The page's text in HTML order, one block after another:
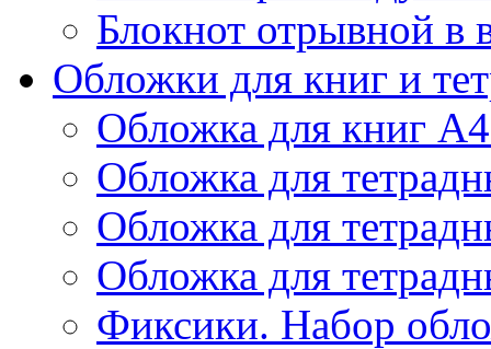
Блокнот отрывной в
Обложки для книг и
Обложка для книг
Обложка для
Обложка для
Обложка для
Фиксики. Набор